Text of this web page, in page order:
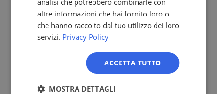
Fatturato
20 a 100 milioni di euro
NL
PL
analisi che potrebbero combinarle con
altre informazioni che hai fornito loro o
che hanno raccolto dal tuo utilizzo dei loro
servizi. Privacy Policy
ACCETTA TUTTO
MOSTRA DETTAGLI